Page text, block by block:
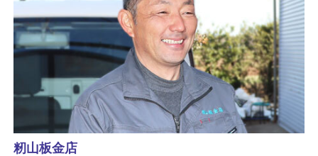
籾山板金店